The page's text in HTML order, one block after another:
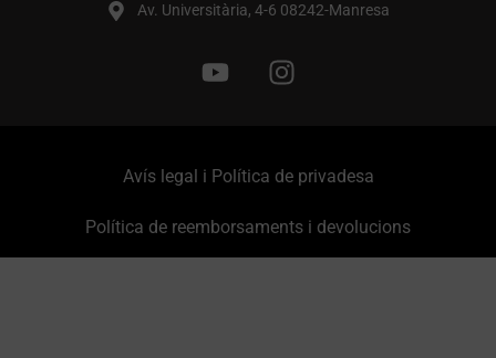
Av. Universitària, 4-6 08242-Manresa
Avís legal i Política de privadesa
Política de reemborsaments i devolucions